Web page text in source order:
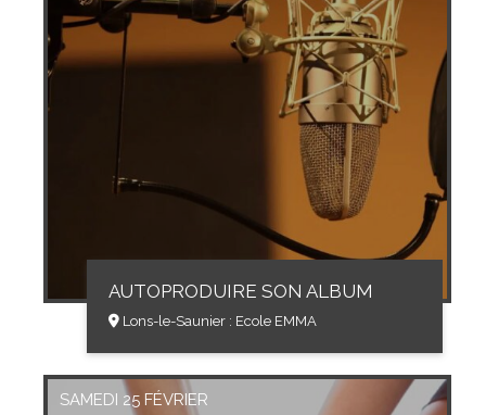
AUTOPRODUIRE SON ALBUM
Lons-le-Saunier : Ecole EMMA
SAMEDI 25 FÉVRIER